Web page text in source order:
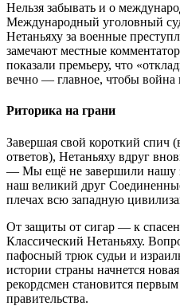
Нельзя забывать и о
Международный уголовный
Нетаньяху за военные
замечают местные
показали премьеру, что
вечно — главное, чтобы война
Риторика на грани
Завершая свой короткий спич
ответов), Нетаньяху вдруг
— Мы ещё не завершили нашу
наш великий друг
плечах всю западную
От защиты от сигар — к
Классический Нетаньяху.
пафосный трюк судьи и
истории страны начнется
рекордсмен становится
правительства.